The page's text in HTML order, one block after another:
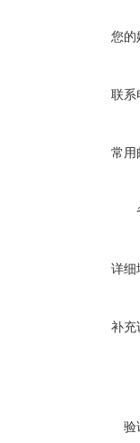
您的
联系
常用
详细
补充
验